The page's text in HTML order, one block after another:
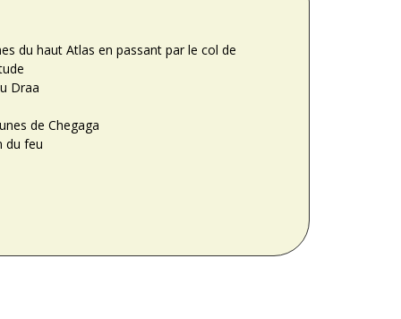
du haut Atlas en passant par le col de
Draa
de Chegaga
du feu